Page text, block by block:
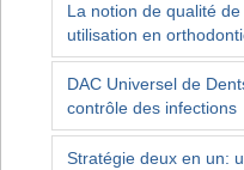
La notion de qualité
utilisation en
DAC Universel de
contrôle des infections
Stratégie deux en un: